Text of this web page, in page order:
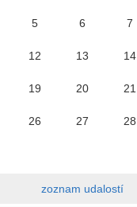
5 6 7
12 13 14
19 20 21
26 27 28
zoznam udalostí